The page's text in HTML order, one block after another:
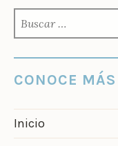
CONOCE
Inicio